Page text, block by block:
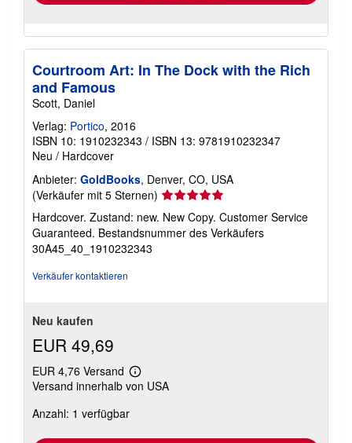
Courtroom Art: In The Dock with the Rich
and Famous
Scott, Daniel
Verlag: Portico, 2016
ISBN 10: 1910232343 / ISBN 13: 9781910232347
Neu / Hardcover
Anbieter: GoldBooks, Denver, CO, USA
(Verkäufer mit 5 Sternen) Verkäuferbewertung
5
von
5
Hardcover. Zustand: new. New Copy. Customer Service
Guaranteed. Bestandsnummer des Verkäufers
30A45_40_1910232343
Verkäufer kontaktieren
Neu kaufen
EUR 49,69
EUR 4,76 Versand
Weitere
Informationen
Versand innerhalb von USA
Anzahl: 1 verfügbar